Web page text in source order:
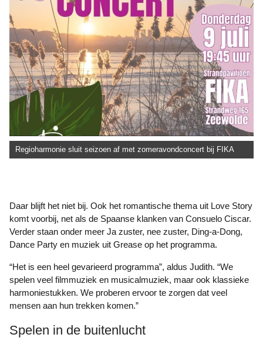
Regioharmonie sluit seizoen af met zomeravondconcert bij FIKA
Daar blijft het niet bij. Ook het romantische thema uit Love Story
komt voorbij, net als de Spaanse klanken van Consuelo Ciscar.
Verder staan onder meer Ja zuster, nee zuster, Ding-a-Dong,
Dance Party en muziek uit Grease op het programma.
“Het is een heel gevarieerd programma”, aldus Judith. “We
spelen veel filmmuziek en musicalmuziek, maar ook klassieke
harmoniestukken. We proberen ervoor te zorgen dat veel
mensen aan hun trekken komen.”
Spelen in de buitenlucht